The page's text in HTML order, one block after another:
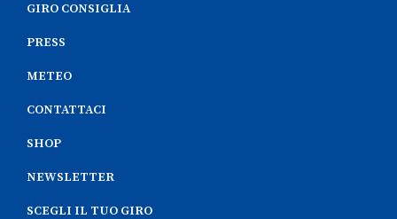
GIRO CONSIGLIA
PRESS
METEO
CONTATTACI
SHOP
NEWSLETTER
SCEGLI IL TUO GIRO